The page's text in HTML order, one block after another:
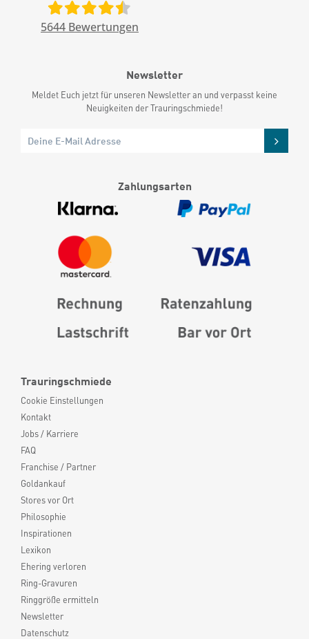
Trauringschmiede
Cookie Einstellungen
Kontakt
Jobs / Karriere
FAQ
Franchise / Partner
Goldankauf
Stores vor Ort
Philosophie
Inspirationen
Lexikon
Ehering verloren
Ring-Gravuren
Ringgröße ermitteln
Newsletter
Datenschutz
5644 Bewertungen
Newsletter
Meldet Euch jetzt für unseren Newsletter an und verpasst keine
Neuigkeiten der Trauringschmiede!
Zahlungsarten